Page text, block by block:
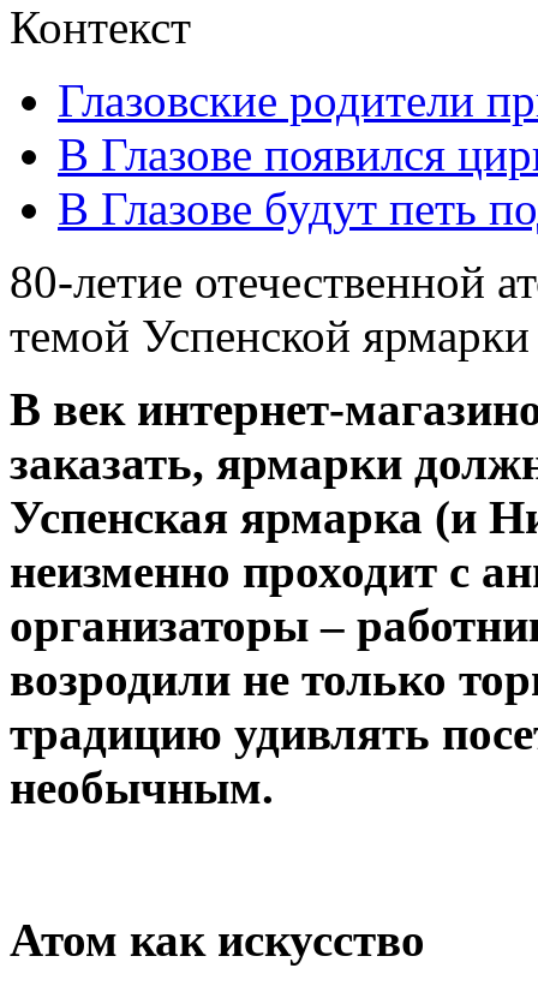
Контекст
Глазовские родители
В Глазове появился
В Глазове будут петь
80-летие отечественной
темой Успенской ярмарки
В век интернет-
заказать, ярмарки
Успенская ярмарка (и
неизменно проходит с
организаторы –
возродили не только
традицию удивлять
необычным.
Атом как искусство